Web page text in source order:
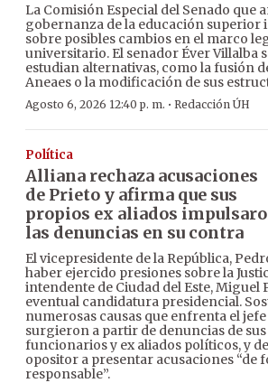
La Comisión Especial del Senado que
gobernanza de la educación superior
sobre posibles cambios en el marco
universitario. El senador Éver Villalba
estudian alternativas, como la fusión
Aneaes o la modificación de sus
Agosto 6, 2026 12:40 p. m. · Redacción ÚH
Política
Alliana rechaza acusaciones
de Prieto y afirma que sus
propios ex aliados
las denuncias en su contra
El vicepresidente de la República,
haber ejercido presiones sobre la
intendente de Ciudad del Este, Miguel
eventual candidatura presidencial.
numerosas causas que enfrenta el
surgieron a partir de denuncias de
funcionarios y ex aliados políticos, y
opositor a presentar acusaciones “de
responsable”.